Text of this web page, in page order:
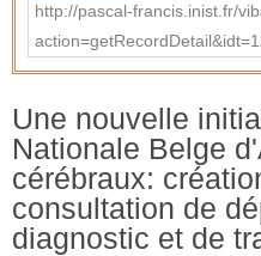
http://pascal-francis.inist.fr/
Une nouvelle
Nationale Belge
cérébraux:
consultation de
diagnostic et de